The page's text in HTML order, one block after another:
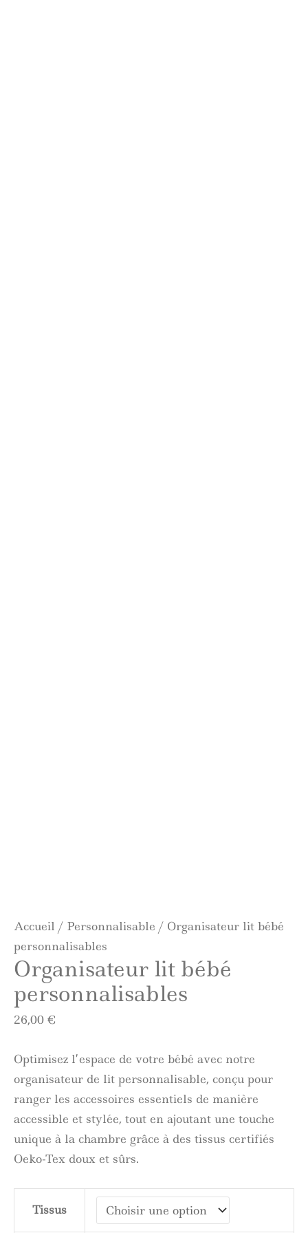
Accueil / Personnalisable / Organisateur lit bébé
personnalisables
Organisateur lit bébé
personnalisables
26,00 €
Optimisez l’espace de votre bébé avec notre
organisateur de lit personnalisable, conçu pour
ranger les accessoires essentiels de manière
accessible et stylée, tout en ajoutant une touche
unique à la chambre grâce à des tissus certifiés
Oeko-Tex doux et sûrs.
Tissus